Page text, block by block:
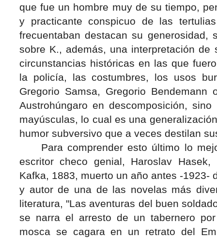
que fue un hombre muy de su tiempo,
y practicante conspicuo de las
frecuentaban destacan su generosidad,
sobre K., además, una interpretación
circunstancias históricas en las que
la policía, las costumbres, los usos
Gregorio Samsa, Gregorio
Austrohúngaro en descomposición,
mayúsculas, lo cual es una
humor subversivo que a veces destilan
Para comprender esto último lo
escritor checo genial, Haroslav
Kafka, 1883, muerto un año antes -1923-
y autor de una de las novelas más
literatura, "Las aventuras del buen
se narra el arresto de un tabernero
mosca se cagara en un retrato del